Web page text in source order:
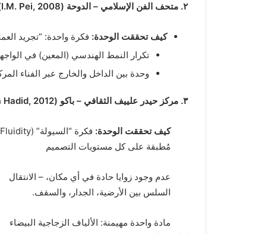
٢. متحف الفن الإسلامي – الدوحة (I.M. Pei, 2008)
كيف تحققت الوحدة: فكرة واحدة: “تجريد
تكرار النمط الهندسي (المعين) في
وحدة بين الداخل والخارج عبر الفناء
٣. مركز حيدر علييف الثقافي – باكو (Zaha Hadid, 2012)
كيف تحققت الوحدة:
مُطبقة على كل مستويات التصميم
عدم وجود زوايا حادة في أي مكان، – الانتقال
السلس بين الأرضية، الجدار، والسقف.
مادة واحدة مهيمنة: الألياف الزجاجية البيضاء